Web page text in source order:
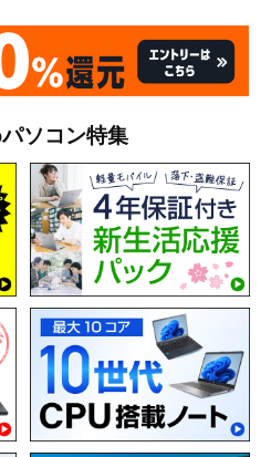
ソコン特集